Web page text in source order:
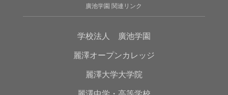
廣池学園 関連リンク
学校法人 廣池学園
麗澤オープンカレッジ
麗澤大学大学院